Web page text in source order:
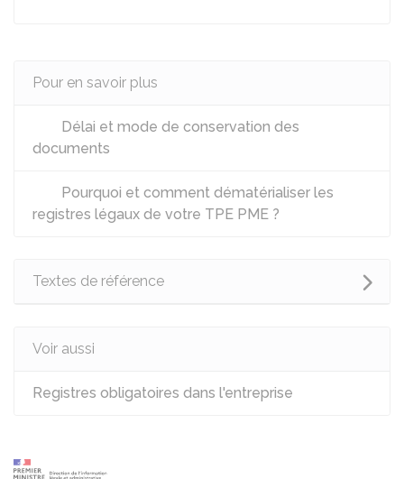
Pour en savoir plus
Délai et mode de conservation des
documents
Pourquoi et comment dématérialiser les
registres légaux de votre TPE PME ?
Textes de référence
Voir aussi
Registres obligatoires dans l'entreprise